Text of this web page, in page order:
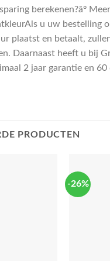
berekenen?âº
u uw bestelling
plaatst en betaalt,
Daarnaast heeft u bij
2 jaar garantie en 60
PRODUCTEN
-26%